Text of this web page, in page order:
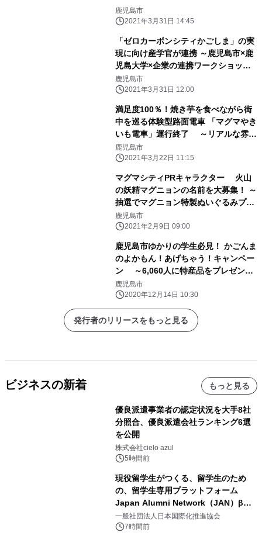
鹿児島市
2021年3月31日 14:45
「ゼロカーボンシティかごしま」の実
現に向け産学官が連携 ～鹿児島市×鹿
児島大学×企業の連携ワークショップ
～
鹿児島市
2021年3月31日 12:00
満足度100％！焼き芋を食べながら街
中を巡る体験型路面電車 「マグマやき
いも電車」運行終了 ～リアルな雰囲
気を表現したアフタームービーを公開
～
鹿児島市
2021年3月22日 11:15
マグマシティPRキャラクター 火山
の妖精マグニョンの名前を大募集！ ～
抽選でマグニョン特製ぬいぐるみプレ
ゼント！～
鹿児島市
2021年2月9日 09:00
鹿児島市ゆかりの学生必見！ かごんま
のよかもん！あげちゃう！キャンペー
ン ～6,060人に特産品をプレゼン
ト！1月15日〆～
鹿児島市
2020年12月14日 10:30
発行者のリリースをもっと見る
ビジネスの新着 もっと見る
優良派遣事業者の認定状況を大手8社
分照合、優良派遣会社ランキング6選
を公開
株式会社cielo azul
5時間前
現役留学生がつくる、留学生のため
の、留学生専用プラットフォーム
Japan Alumni Network（JAN）β版
をリリース
一般社団法人日本国際化推進協会
7時間前